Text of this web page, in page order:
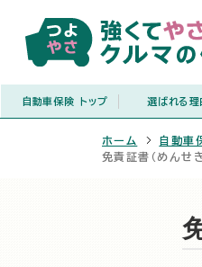
自動車保険 トップ 選ばれる理
ホーム 自動車
免責証書（めんせ